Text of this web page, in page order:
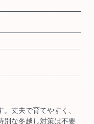
丈夫で育てやすく、
別な冬越し対策は不要